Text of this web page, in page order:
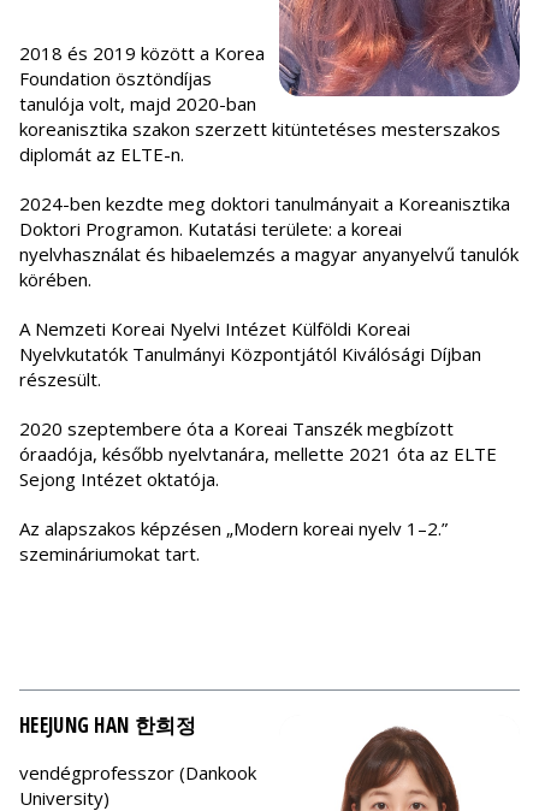
2018 és 2019 között a Korea
Foundation ösztöndíjas
tanulója volt, majd 2020-ban
koreanisztika szakon szerzett kitüntetéses mesterszakos
diplomát az ELTE-n.
2024-ben kezdte meg doktori tanulmányait a Koreanisztika
Doktori Programon. Kutatási területe: a koreai
nyelvhasználat és hibaelemzés a magyar anyanyelvű tanulók
körében.
A Nemzeti Koreai Nyelvi Intézet Külföldi Koreai
Nyelvkutatók Tanulmányi Központjától Kiválósági Díjban
részesült.
2020 szeptembere óta a Koreai Tanszék megbízott
óraadója, később nyelvtanára, mellette 2021 óta az ELTE
Sejong Intézet oktatója.
Az alapszakos képzésen „Modern koreai nyelv 1–2.”
szemináriumokat tart.
HEEJUNG HAN 한희정
vendégprofesszor (Dankook
University)